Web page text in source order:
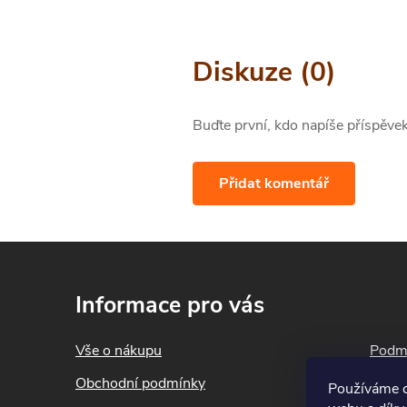
Používáme
Diskuze (0)
Buďte první, kdo napíše
Přidat komentář
Informace pro vás
Vše o nákupu
Obchodní podmínky
Blog